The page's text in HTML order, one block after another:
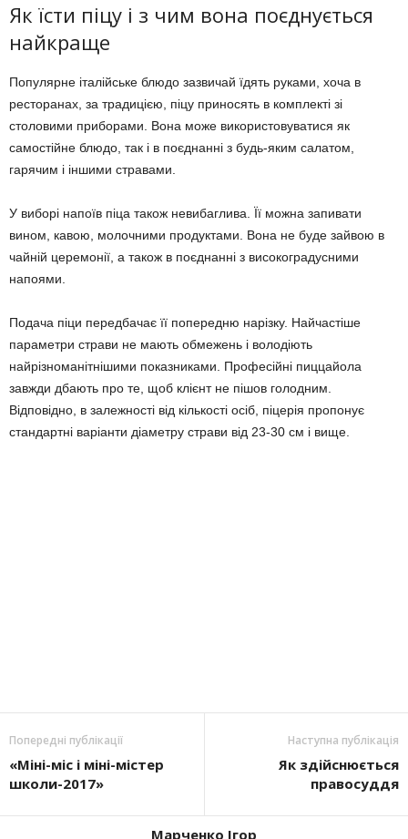
Як їсти піцу і з чим вона поєднується
найкраще
Популярне італійське блюдо зазвичай їдять руками, хоча в
ресторанах, за традицією, піцу приносять в комплекті зі
столовими приборами. Вона може використовуватися як
самостійне блюдо, так і в поєднанні з будь-яким салатом,
гарячим і іншими стравами.
У виборі напоїв піца також невибаглива. Її можна запивати
вином, кавою, молочними продуктами. Вона не буде зайвою в
чайній церемонії, а також в поєднанні з високоградусними
напоями.
Подача піци передбачає її попередню нарізку. Найчастіше
параметри страви не мають обмежень і володіють
найрізноманітнішими показниками. Професійні пиццайола
завжди дбають про те, щоб клієнт не пішов голодним.
Відповідно, в залежності від кількості осіб, піцерія пропонує
стандартні варіанти діаметру страви від 23-30 см і вище.
Попередні публікації
«Міні-міс і міні-містер
школи-2017»
Наступна публікація
Як здійснюється
правосуддя
Марченко Ігор